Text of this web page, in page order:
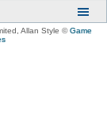
, Allan Style ©Game